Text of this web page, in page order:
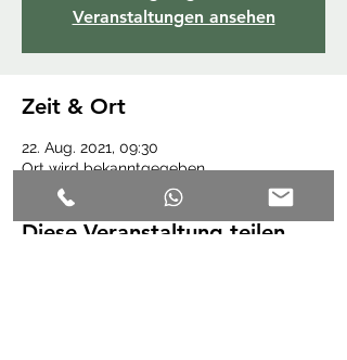
Veranstaltungen ansehen
Zeit & Ort
22. Aug. 2021, 09:30
Ort wird bekanntgegeben
Diese Veranstaltung teilen